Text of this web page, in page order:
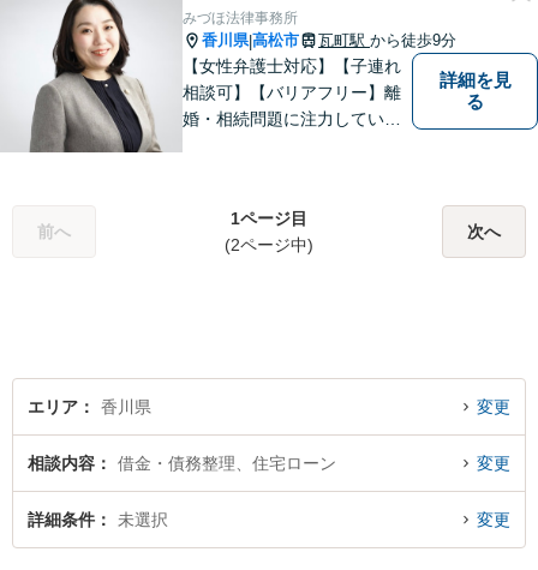
決のため、まずはお気軽にご
相談ください。
みづほ法律事務所
香川県|高松市 瓦町駅 から徒歩9分
【女性弁護士対応】【子連れ
相談可】【バリアフリー】離
婚・相続問題に注力していま
詳細を見
る
前へ
1ページ目
(2ページ中)
次へ
エリア 香川県 変更
相談内容 借金・債務整理、住宅ローン 変更
詳細条件 未選択 変更